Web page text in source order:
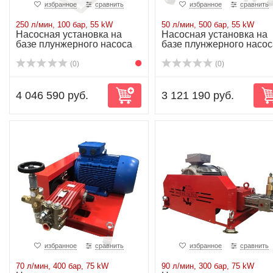
избранное сравнить
250 л/мин, 100 бар, 55 kW
Насосная установка на
базе плунжерного насоса
(0)
4 046 590 руб.
избранное сравнить
50 л/мин, 500 бар, 55 kW
Насосная установка на
базе плунжерного
(0)
3 121 190 руб.
избранное сравнить
70 л/мин, 400 бар, 75 kW
избранное сравнить
90 л/мин, 300 бар, 75 kW